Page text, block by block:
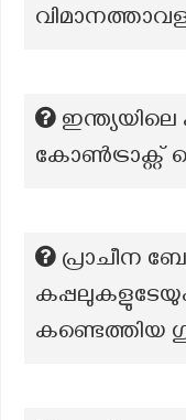
പ്രാചീന
കണ്ടെത്തിയ